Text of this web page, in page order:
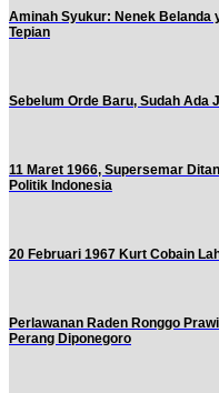
Aminah Syukur: Nenek Belanda
Tepian
Sebelum Orde Baru, Sudah Ada
11 Maret 1966, Supersemar
Politik Indonesia
20 Februari 1967 Kurt Cobain
Perlawanan Raden Ronggo
Perang Diponegoro